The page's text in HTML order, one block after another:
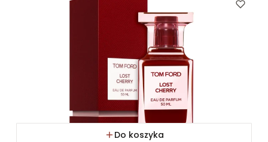
Do koszyka